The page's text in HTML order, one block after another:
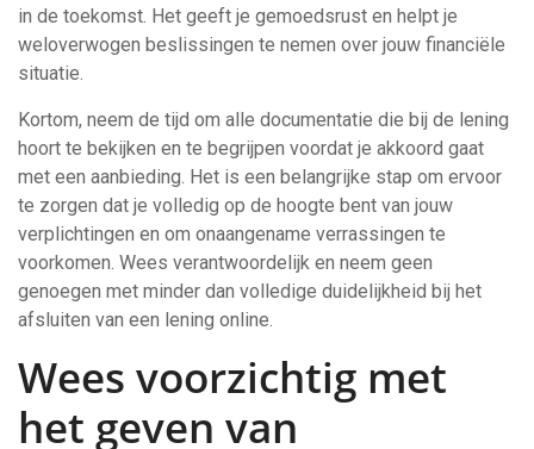
in de toekomst. Het geeft je gemoedsrust en helpt je
weloverwogen beslissingen te nemen over jouw financiële
situatie.
Kortom, neem de tijd om alle documentatie die bij de lening
hoort te bekijken en te begrijpen voordat je akkoord gaat
met een aanbieding. Het is een belangrijke stap om ervoor
te zorgen dat je volledig op de hoogte bent van jouw
verplichtingen en om onaangename verrassingen te
voorkomen. Wees verantwoordelijk en neem geen
genoegen met minder dan volledige duidelijkheid bij het
afsluiten van een lening online.
Wees voorzichtig met
het geven van